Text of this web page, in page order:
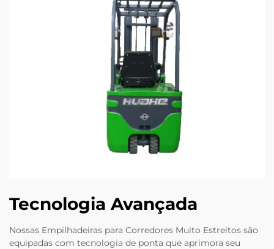
Tecnologia Avançada
Nossas Empilhadeiras para Corredores Muito Estreitos são
equipadas com tecnologia de ponta que aprimora seu